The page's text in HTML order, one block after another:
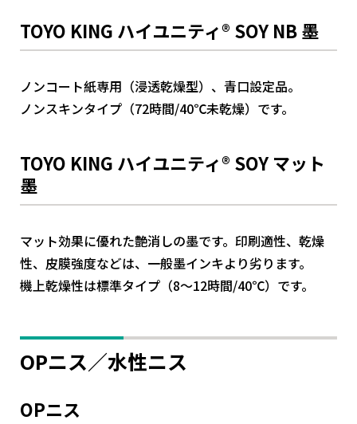
TOYO KING ハイユニティ® SOY NB 墨
ノンコート紙専用（浸透乾燥型）、青口設定品。
ノンスキンタイプ（72時間/40℃未乾燥）です。
TOYO KING ハイユニティ® SOY マット
墨
マット効果に優れた艶消しの墨です。印刷適性、乾燥
性、皮膜強度などは、一般墨インキより劣ります。
機上乾燥性は標準タイプ（8～12時間/40℃）です。
OPニス／水性ニス
OPニス